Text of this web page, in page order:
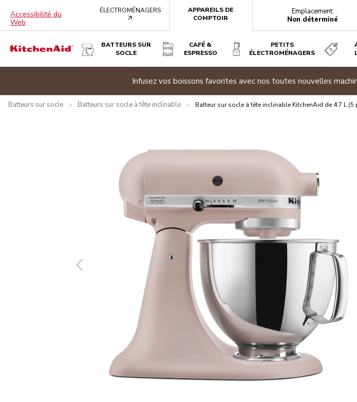
Accessibilité du
Web
ÉLECTROMÉNAGERS
APPAREILS DE
COMPTOIR
Emplacement:
Non déterminé
BATTEURS SUR
SOCLE
CAFÉ &
ESPRESSO
PETITS
ÉLECTROMÉNAGERS
Infusez vos boissons favorites avec nos toutes nouvelles
Batteurs sur socle > Batteurs sur socle à tête inclinable > Batteur sur socle à tête inclinable KitchenAid de 4.7 L
Qu’y a-t-il dans la boîte? Avantages Caractéristiques techniques Avis